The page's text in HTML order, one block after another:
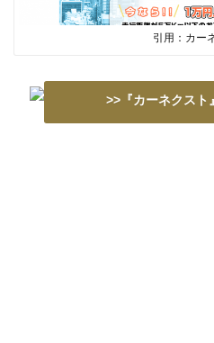
引用：カー
>>『カーネクスト